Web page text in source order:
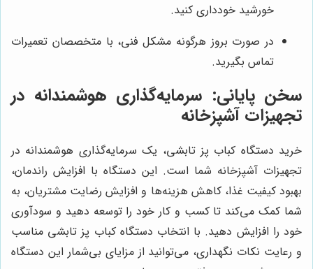
خورشید خودداری کنید.
در صورت بروز هرگونه مشکل فنی، با متخصصان تعمیرات
تماس بگیرید.
سخن پایانی: سرمایه‌گذاری هوشمندانه در
تجهیزات آشپزخانه
خرید دستگاه کباب پز تابشی، یک سرمایه‌گذاری هوشمندانه در
تجهیزات آشپزخانه شما است. این دستگاه با افزایش راندمان،
بهبود کیفیت غذا، کاهش هزینه‌ها و افزایش رضایت مشتریان، به
شما کمک می‌کند تا کسب و کار خود را توسعه دهید و سودآوری
خود را افزایش دهید. با انتخاب دستگاه کباب پز تابشی مناسب
و رعایت نکات نگهداری، می‌توانید از مزایای بی‌شمار این دستگاه